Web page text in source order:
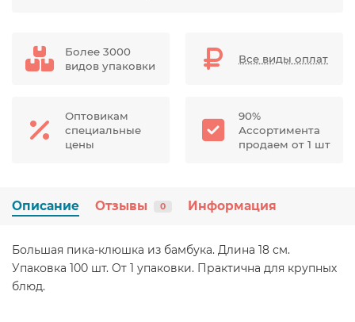
Более 3000
видов упаковки
Все виды оплат
Оптовикам
специальные
цены
90%
Ассортимента
продаем от 1 шт
Описание Отзывы 0 Информация
Большая пика-клюшка из бамбука. Длина 18 см.
Упаковка 100 шт. От 1 упаковки. Практична для крупных
блюд.